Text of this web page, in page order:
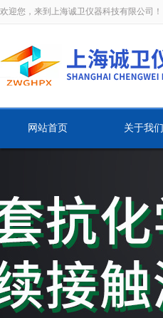
欢迎您，来到上海诚卫仪器科技有限公司！
网站首页 关于我们